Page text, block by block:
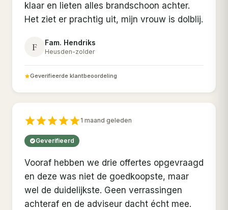
klaar en lieten alles brandschoon achter.
Het ziet er prachtig uit, mijn vrouw is dolblij.
F Fam. Hendriks
Heusden-zolder
Geverifieerde klantbeoordeling
1 maand geleden
Geverifieerd
Vooraf hebben we drie offertes opgevraagd
en deze was niet de goedkoopste, maar
wel de duidelijkste. Geen verrassingen
achteraf en de adviseur dacht écht mee.